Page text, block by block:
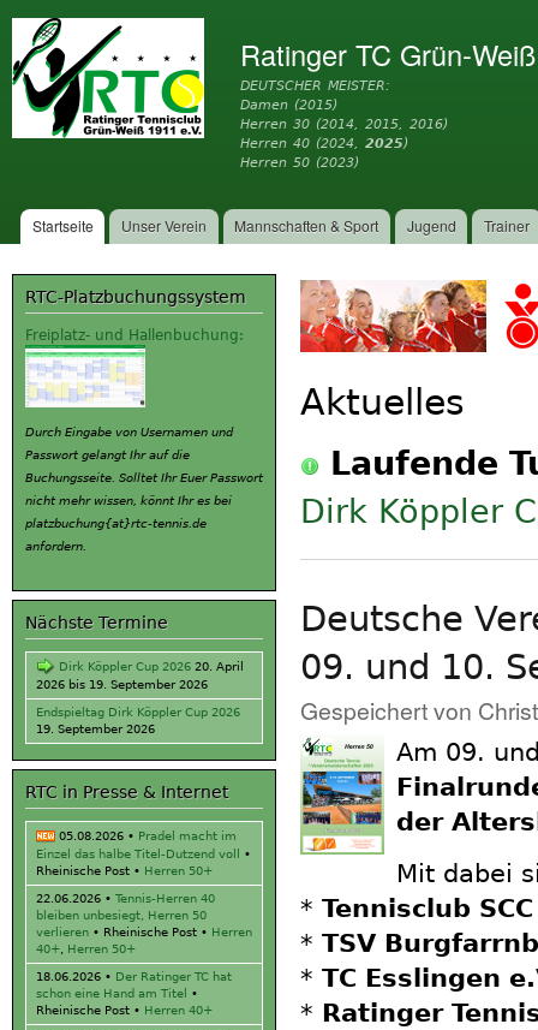
Ratinger TC Grün-
DEUTSCHER MEISTER:
Damen (2015)
Herren 30 (2014, 2015, 2016)
Herren 40 (2024,2025)
Herren 50 (2023)
Hauptmenü
Startseite Unser Verein Mannschaften & Sport Jugend Trainer
RTC-Platzbuchungssystem
Freiplatz- und Hallenbuchung:
Durch Eingabe von Usernamen und
Passwort gelangt Ihr auf die
Buchungsseite. Solltet Ihr Euer Passwort
nicht mehr wissen, könnt Ihr es bei
platzbuchung{at}rtc-tennis.de
anfordern.
Nächste Termine
Dirk Köppler Cup 2026 20. April
2026 bis 19. September 2026
Endspieltag Dirk Köppler Cup 2026
19. September 2026
RTC in Presse & Internet
05.08.2026 • Pradel macht im
Einzel das halbe Titel-Dutzend voll
•
Rheinische Post • Herren 50+
22.06.2026 • Tennis-Herren 40
bleiben unbesiegt, Herren 50
verlieren • Rheinische Post • Herren
40+, Herren 50+
18.06.2026 • Der Ratinger TC hat
schon eine Hand am Titel
•
Rheinische Post • Herren 40+
Aktuelles
Laufende
Dirk Köppler
Deutsche
09. und 10.
Gespeichert von
Am 09.
der
Mit dabei
* Tennisclub
* TSV
* TC Esslingen
* Ratinger